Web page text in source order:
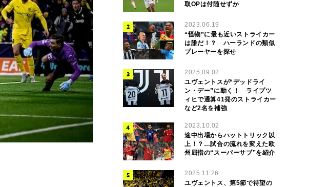
取OPは付随せずか
2023.06.19
“怪物”に最も近いストライカー
は誰だ！？ ハーランドの類似
プレーヤーを探せ
2025.09.02
ユヴェントスが“デッドライ
ン・デー”に動く！ ライプツ
ィヒで通算41発のストライカー
など2名を補強
2023.10.02
途中出場からハットトリック以
上！？…試合の流れを変えた欧
州屈指の“スーパーサブ”を紹介
2025.11.26
ユヴェントス、第5節で待望の